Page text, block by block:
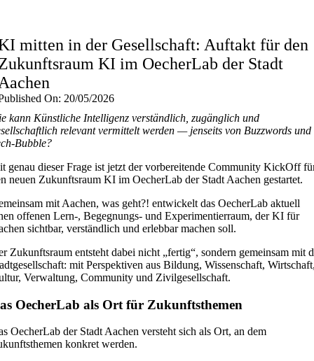
mitten in der Gesellschaft: Auftakt für den
KI im OecherLab der Stadt
On: 20/05/2026
kann Künstliche Intelligenz verständlich, zugänglich und
relevant vermittelt werden — jenseits von Buzzwords und
Bubble?
genau dieser Frage ist jetzt der vorbereitende Community KickOff
neuen Zukunftsraum KI im OecherLab der Stadt Aachen gestartet.
mit Aachen, was geht?! entwickelt das OecherLab aktuell
offenen Lern-, Begegnungs- und Experimentierraum, der KI für
sichtbar, verständlich und erlebbar machen soll.
Zukunftsraum entsteht dabei nicht „fertig“, sondern gemeinsam mit
mit Perspektiven aus Bildung, Wissenschaft,
Verwaltung, Community und Zivilgesellschaft.
OecherLab als Ort für Zukunftsthemen
OecherLab der Stadt Aachen versteht sich als Ort, an dem
konkret werden.